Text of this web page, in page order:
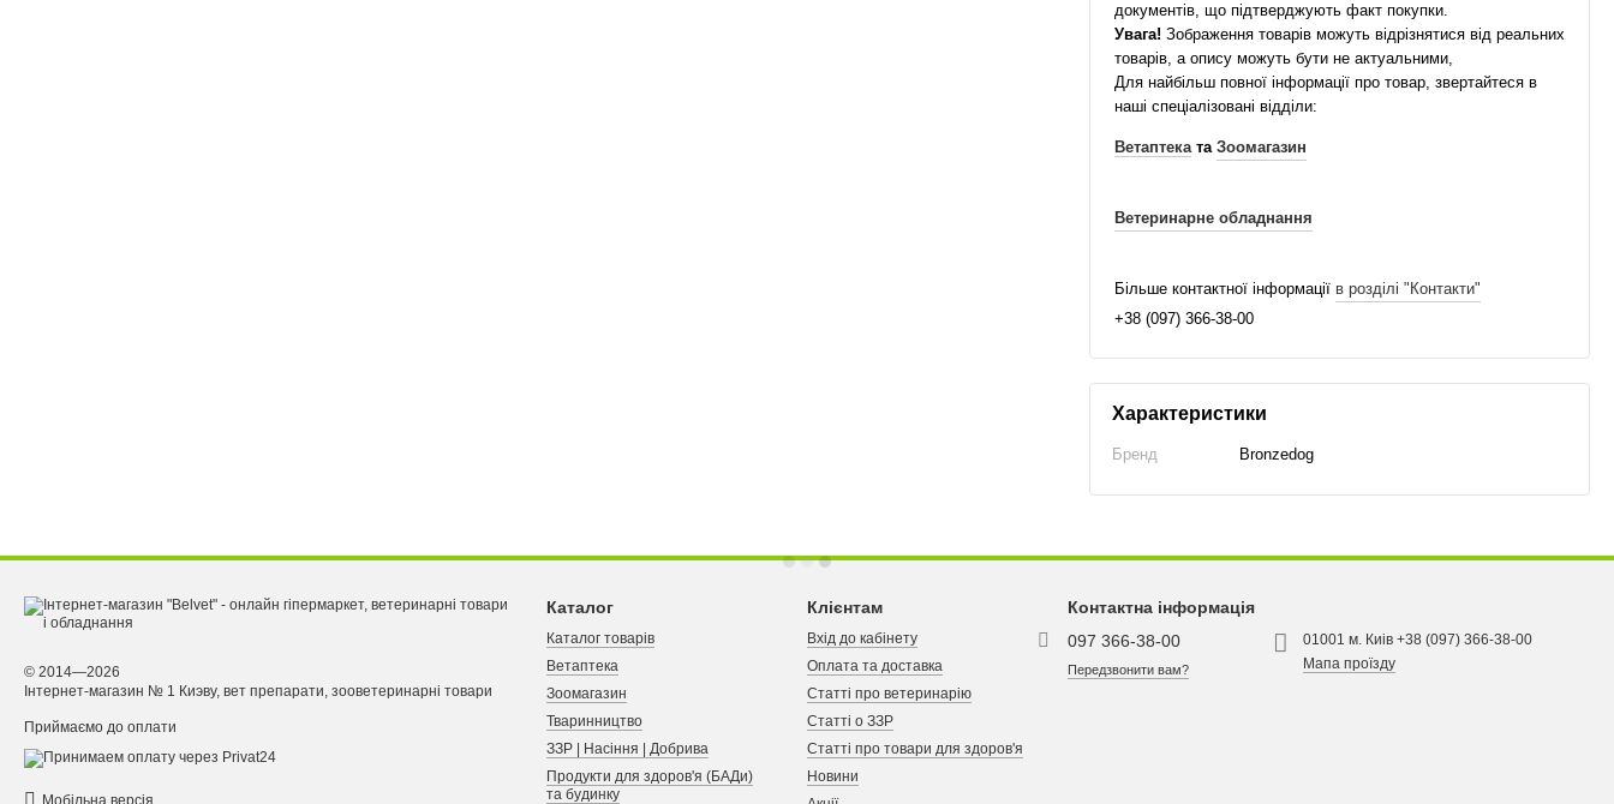
документів, що підтверджують факт покупки.
Увага! Зображення товарів можуть відрізнятися від реальних
товарів, а опису можуть бути не актуальними,
Для найбільш повної інформації про товар, звертайтеся в
наші спеціалізовані відділи:
Ветаптеката Зоомагазин
Ветеринарне обладнання
Більше контактної інформації в розділі "Контакти"
+38 (097) 366-38-00
Характеристики
Бренд Bronzedog
© 2014—2026
Інтернет-магазин № 1 Киэву, вет препарати, зооветеринарні товари
Приймаємо до оплати
Каталог
Каталог товарів
Ветаптека
Зоомагазин
Тваринництво
ЗЗР | Насіння | Добрива
Продукти для здоров'я (БАДи)
та будинку
Клієнтам
Вхід до кабінету
Оплата та доставка
Статті про ветеринарію
Статті о ЗЗР
Статті про товари для здоров'я
Новини
Контактна інформація
097 366-38-00
Передзвонити вам?
01001 м. Киів +38 (097) 366-38-00
Мапа проїзду